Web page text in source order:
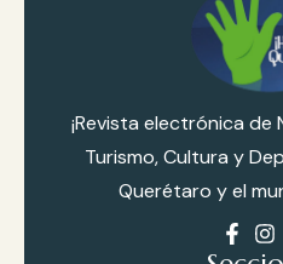
¡Revista electrónica de
Turismo, Cultura y
Querétaro y el